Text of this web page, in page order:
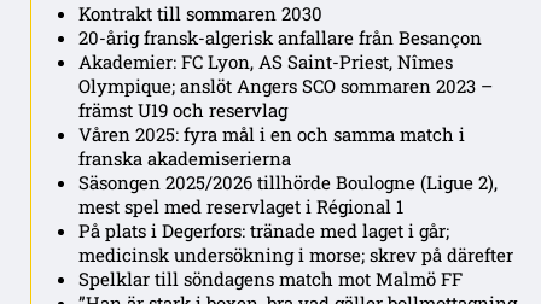
Kontrakt till sommaren 2030
20-årig fransk-algerisk anfallare från Besançon
Akademier: FC Lyon, AS Saint-Priest, Nîmes
Olympique; anslöt Angers SCO sommaren 2023 –
främst U19 och reservlag
Våren 2025: fyra mål i en och samma match i
franska akademiserierna
Säsongen 2025/2026 tillhörde Boulogne (Ligue 2),
mest spel med reservlaget i Régional 1
På plats i Degerfors: tränade med laget i går;
medicinsk undersökning i morse; skrev på därefter
Spelklar till söndagens match mot Malmö FF